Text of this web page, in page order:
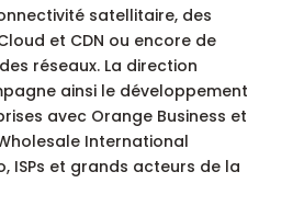
satellitaire, des
et CDN ou encore de
réseaux. La direction
ainsi le développement
avec Orange Business et
International
ISPs et grands acteurs de la